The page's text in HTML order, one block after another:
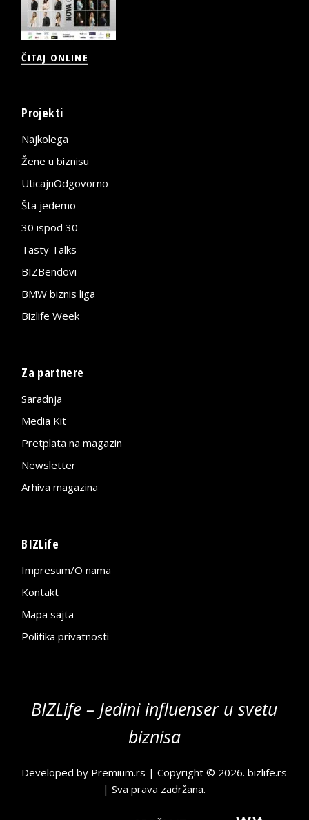
ČITAJ ONLINE
Projekti
Najkolega
Žene u biznisu
UticajnOdgovorno
Šta jedemo
30 ispod 30
Tasty Talks
BIZBendovi
BMW biznis liga
Bizlife Week
Za partnere
Saradnja
Media Kit
Pretplata na magazin
Newsletter
Arhiva magazina
BIZLife
Impresum/O nama
Kontakt
Mapa sajta
Politika privatnosti
BIZLife – Jedini influenser u svetu
biznisa
Developed by Premium.rs | Copyright © 2026.bizlife.rs
| Sva prava zadržana.